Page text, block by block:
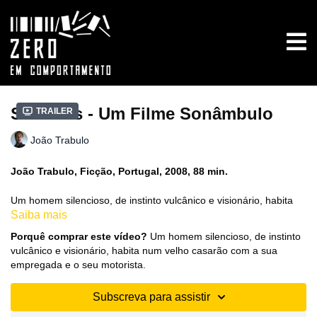
Trailer
Sombras - Um Filme Sonâmbulo
João Trabulo
João Trabulo, Ficção, Portugal, 2008, 88 min.
Um homem silencioso, de instinto vulcânico e visionário, habita
num velho casarão com a sua empregada e o seu motorista.
Acordado de um longo sono, sai de casa e percorre num
automóvel estradas e caminhos.
O espírito desse homem, acossado por vultos e fantasmas,
vagueia sonâmbulo e disperso por entre a densa bruma de uma
Saiba mais
Porquê comprar este vídeo? Um homem silencioso, de instinto
vulcânico e visionário, habita num velho casarão com a sua
empregada e o seu motorista.
Subscreva para assistir